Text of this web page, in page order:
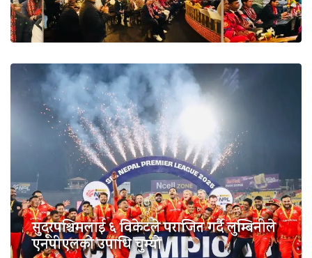
सुदूरपश्चिमलाई ६ विकेटले पराजित गर्दै लुम्बिनीले
एनपीएलको उपाधि चुम्यो